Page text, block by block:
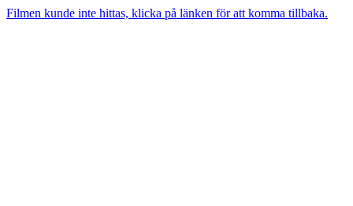
Filmen kunde inte hittas, klicka på länken för att komma tillbaka.